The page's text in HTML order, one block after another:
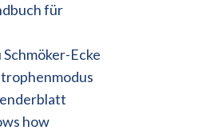
für
Ecke
how